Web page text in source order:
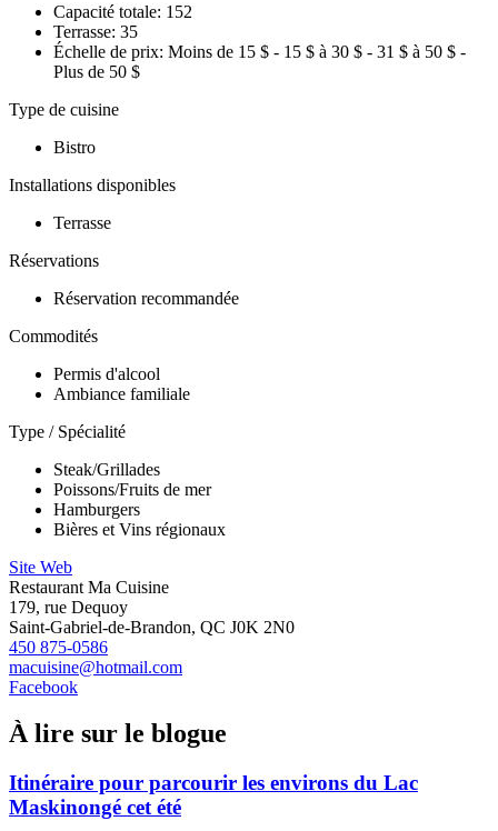
Capacité totale: 152
Terrasse: 35
Échelle de prix: Moins de 15 $ - 15 $ à 30 $ - 31 $ à 50 $ -
Plus de 50 $
Type de cuisine
Bistro
Installations disponibles
Terrasse
Réservations
Réservation recommandée
Commodités
Permis d'alcool
Ambiance familiale
Type / Spécialité
Steak/Grillades
Poissons/Fruits de mer
Hamburgers
Bières et Vins régionaux
Site Web
Restaurant Ma Cuisine
179, rue Dequoy
Saint-Gabriel-de-Brandon, QC J0K 2N0
450 875-0586
macuisine@hotmail.com
Facebook
À lire sur le blogue
Itinéraire pour parcourir les environs du Lac
Maskinongé cet été